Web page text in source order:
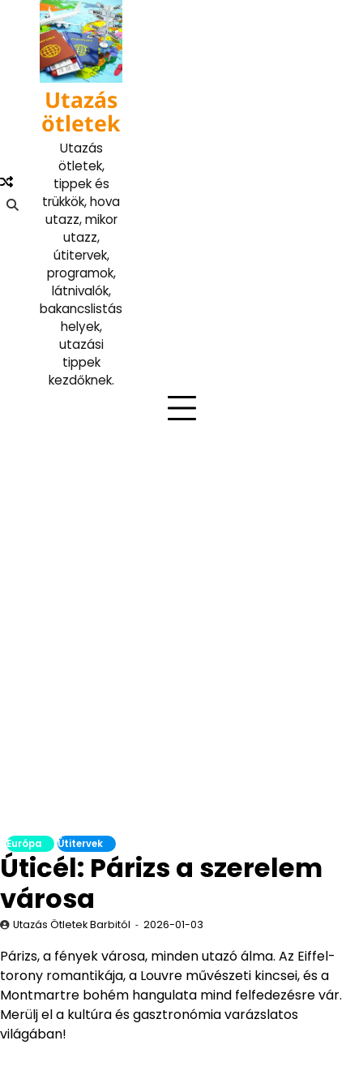
content
Utazás
ötletek
Utazás
ötletek,
tippek és
trükkök, hova
utazz, mikor
utazz,
útitervek,
programok,
látnivalók,
bakancslistás
helyek,
utazási
tippek
kezdőknek.
Európa Útitervek
Úticél: Párizs a szerelem
városa
Utazás Ötletek Barbitól 2026-01-03
Párizs, a fények városa, minden utazó álma. Az Eiffel-
torony romantikája, a Louvre művészeti kincsei, és a
Montmartre bohém hangulata mind felfedezésre vár.
Merülj el a kultúra és gasztronómia varázslatos
világában!